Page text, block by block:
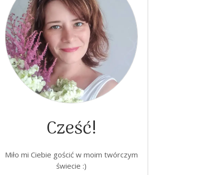
Cześć!
Miło mi Ciebie gościć w moim twórczym
świecie :)